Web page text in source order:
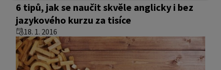
6 tipů, jak se naučit skvěle anglicky i bez
jazykového kurzu za tisíce
18. 1. 2016